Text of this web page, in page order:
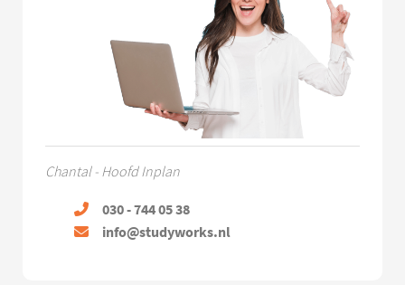
Chantal - Hoofd Inplan
030 - 744 05 38
info@studyworks.nl